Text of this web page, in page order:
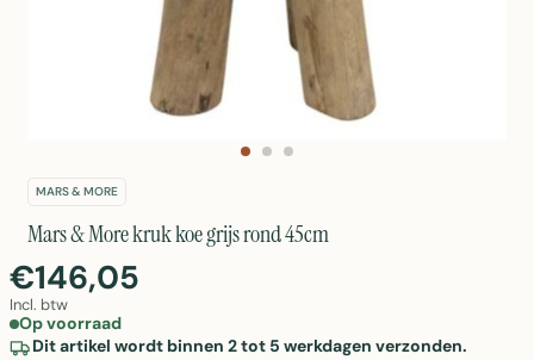
MARS & MORE
Mars & More kruk koe grijs rond 45cm
€146,05
Incl. btw
Op voorraad
Dit artikel wordt binnen 2 tot 5 werkdagen verzonden.